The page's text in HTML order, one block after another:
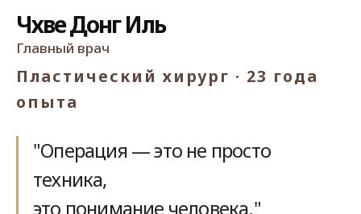
Чхве Донг Иль
Главный врач
Пластический хирург · 23 года
опыта
"Операция — это не просто
техника,
это понимание человека."